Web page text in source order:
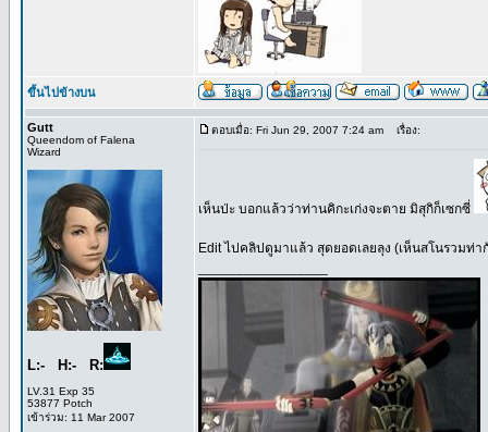
ขึ้นไปข้างบน
Gutt
Queendom of Falena
Wizard
L:- H:- R:
LV.31 Exp 35
53877 Potch
เข้าร่วม: 11 Mar 2007
ตอบเมื่อ: Fri Jun 29, 2007 7:24 am เรื่อง:
เห็นป่ะ บอกแล้วว่าท่านคิกะเก่งจะตาย มิสุกิก็เซกซี่
Edit ไปคลิปดูมาแล้ว สุดยอดเลยลุง (เห็นสโนรวมท่